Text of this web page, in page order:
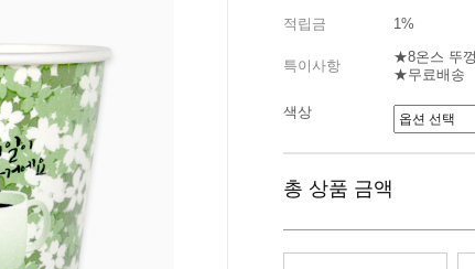
적립금 1%
특이사항
★8온스 뚜
★무료배송
색상
총 상품 금액